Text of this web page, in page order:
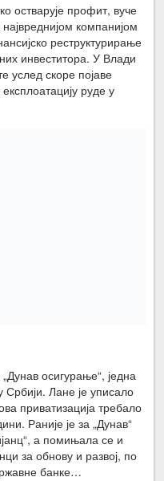
остварује профит, вуче
компанијом
реструктурирање
инвеститора. У Влади
услед скоре појаве
руде у
„Дунав осигурање“, једна
Србији. Лане је уписало
приватизација требало
Раније је за „Дунав“
а помињала се и
за обнову и развој, по
банке…